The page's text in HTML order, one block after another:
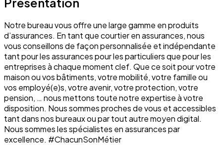
Notre bureau vous offre une large gamme en produits
d’assurances. En tant que courtier en assurances, nous
vous conseillons de façon personnalisée et indépendante
tant pour les assurances pour les particuliers que pour les
entreprises à chaque moment clef. Que ce soit pour votre
maison ou vos bâtiments, votre mobilité, votre famille ou
vos employé(e)s, votre avenir, votre protection, votre
pension, … nous mettons toute notre expertise à votre
disposition. Nous sommes proches de vous et accessibles
tant dans nos bureaux ou par tout autre moyen digital.
Nous sommes les spécialistes en assurances par
excellence. #ChacunSonMétier